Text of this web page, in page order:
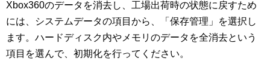
Xbox360のデータを消去し、工場出荷時の状態に戻すため
には、システムデータの項目から、「保存管理」を選択し
ます。ハードディスク内やメモリのデータを全消去という
項目を選んで、初期化を行ってください。